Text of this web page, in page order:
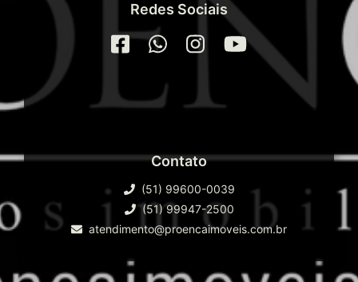
Redes Sociais
Contato
(51) 99600-0039
(51) 99947-2500
atendimento@proencaimoveis.com.br